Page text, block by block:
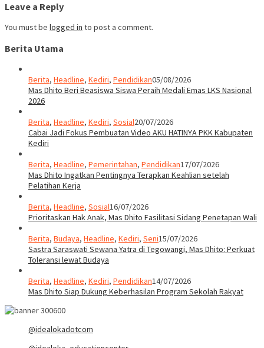
Leave a Reply
You must be logged in to post a comment.
Berita Utama
Berita, Headline, Kediri, Pendidikan05/08/2026
Mas Dhito Beri Beasiswa Siswa Peraih Medali Emas LKS Nasional
2026
Berita, Headline, Kediri, Sosial20/07/2026
Cabai Jadi Fokus Pembuatan Video AKU HATINYA PKK Kabupaten
Kediri
Berita, Headline, Pemerintahan, Pendidikan17/07/2026
Mas Dhito Ingatkan Pentingnya Terapkan Keahlian setelah
Pelatihan Kerja
Berita, Headline, Sosial16/07/2026
Prioritaskan Hak Anak, Mas Dhito Fasilitasi Sidang Penetapan Wali
Berita, Budaya, Headline, Kediri, Seni15/07/2026
Sastra Saraswati Sewana Yatra di Tegowangi, Mas Dhito: Perkuat
Toleransi lewat Budaya
Berita, Headline, Kediri, Pendidikan14/07/2026
Mas Dhito Siap Dukung Keberhasilan Program Sekolah Rakyat
@idealokadotcom